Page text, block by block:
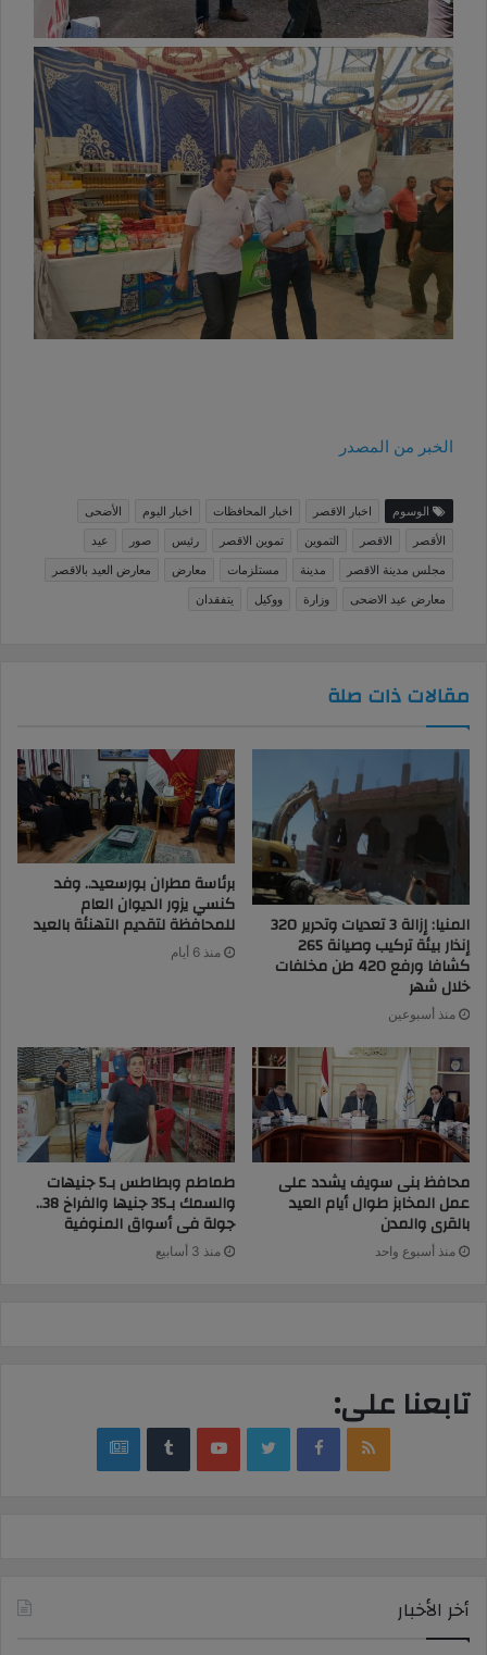
الخبر من المصدر
الوسوم اخبار الاقصر اخبار المحافظات اخبار اليوم
الأضحى
الأقصر
الاقصر التموين تموين الاقصر رئيس صور
عيد
مجلس مدينة الاقصر
مدينة مستلزمات معارض
معارض العيد بالاقصر
معارض عيد الاضحى
وزارة ووكيل يتفقدان
مقالات ذات صلة
المنيا: إزالة 3 تعديات وتحرير 320
إنذار بيئة تركيب وصيانة 265
كشافا ورفع 420 طن مخلفات
خلال شهر
منذ أسبوعين
برئاسة مطران بورسعيد.. وفد
كنسي يزور الديوان العام
للمحافظة لتقديم التهنئة بالعيد
منذ 6 أيام
محافظ بنى سويف يشدد على
عمل المخابز طوال أيام العيد
بالقرى والمدن
منذ أسبوع واحد
طماطم وبطاطس بـ5 جنيهات
والسمك بـ35 جنيها والفراخ 38..
جولة فى أسواق المنوفية
منذ 3 أسابيع
تابعنا على:
RSS
Facebook
Twitter
YouTube
‏Tumblr
google
أخر الأخبار